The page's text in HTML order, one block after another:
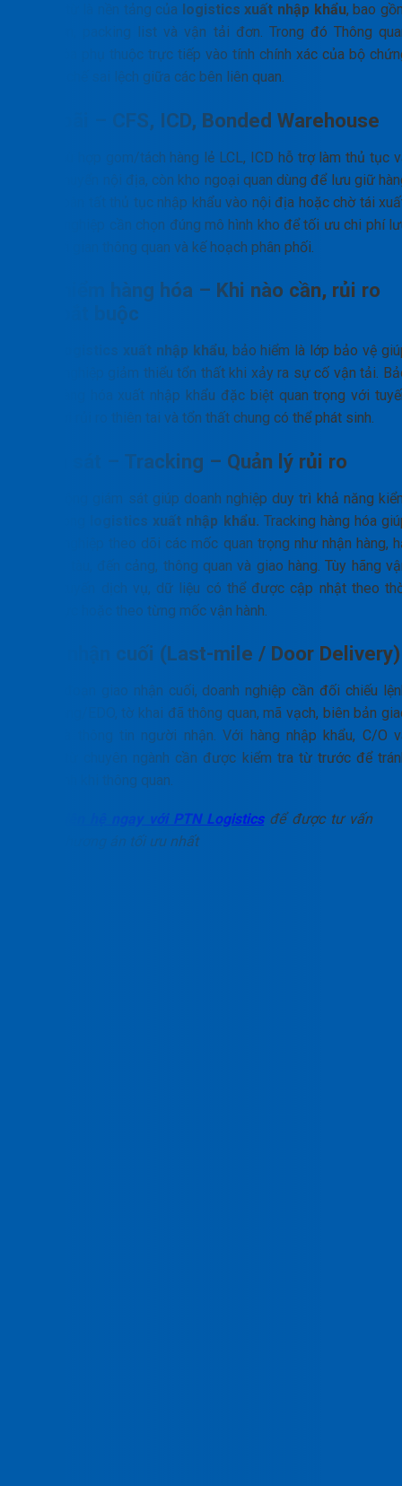
Chứng từ là nền tảng của logistics xuất nhập khẩu, bao
hóa đơn, packing list và vận tải đơn. Trong đó Thông
hàng hóa phụ thuộc trực tiếp vào tính chính xác của bộ
từ, hạn chế sai lệch giữa các bên liên quan.
Kho bãi – CFS, ICD, Bonded Warehouse
CFS phù hợp gom/tách hàng lẻ LCL, ICD hỗ trợ làm thủ tục
trung chuyển nội địa, còn kho ngoại quan dùng để lưu giữ
chưa hoàn tất thủ tục nhập khẩu vào nội địa hoặc chờ tái
Doanh nghiệp cần chọn đúng mô hình kho để tối ưu chi phí
bãi, thời gian thông quan và kế hoạch phân phối.
Bảo hiểm hàng hóa – Khi nào cần, rủi ro
nào bắt buộc
logistics xuất nhập khẩu, bảo hiểm là lớp bảo vệ
doanh nghiệp giảm thiểu tổn thất khi xảy ra sự cố vận tải.
hiểm hàng hóa xuất nhập khẩu đặc biệt quan trọng với
biển, nơi rủi ro thiên tai và tổn thất chung có thể phát sinh.
Giám sát – Tracking – Quản lý rủi ro
Hoạt động giám sát giúp doanh nghiệp duy trì khả năng
logistics xuất nhập khẩu. Tracking hàng hóa
doanh nghiệp theo dõi các mốc quan trọng như nhận hàng,
bãi, lên tàu, đến cảng, thông quan và giao hàng. Tùy hãng
tải và tuyến dịch vụ, dữ liệu có thể được cập nhật theo
gian thực hoặc theo từng mốc vận hành.
Giao nhận cuối (Last-mile / Door Delivery)
Ở giai đoạn giao nhận cuối, doanh nghiệp cần đối chiếu
giao hàng/EDO, tờ khai đã thông quan, mã vạch, biên bản
nhận và thông tin người nhận. Với hàng nhập khẩu, C/O
chứng từ chuyên ngành cần được kiểm tra từ trước để
phát sinh khi thông quan.
Liên hệ ngay với PTN Logisticsđể được tư vấn
phương án tối ưu nhất